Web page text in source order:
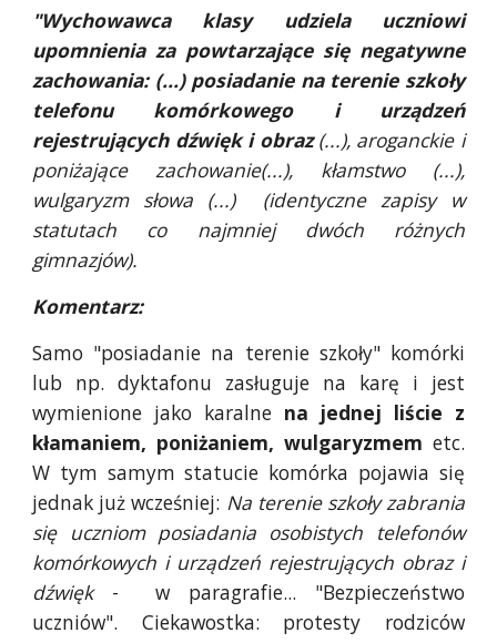
"Wychowawca klasy udziela uczniowi
upomnienia za powtarzające się negatywne
zachowania: (...) posiadanie na terenie szkoły
telefonu komórkowego i urządzeń
rejestrujących dźwięk i obraz(...), aroganckie i
poniżające zachowanie(...), kłamstwo (...),
wulgaryzm słowa (...) (identyczne zapisy w
statutach co najmniej dwóch różnych
gimnazjów).
Komentarz:
Samo "posiadanie na terenie szkoły" komórki
lub np. dyktafonu zasługuje na karę i jest
wymienione jako karalnena jednej liście z
kłamaniem, poniżaniem, wulgaryzmem etc.
W tym samym statucie komórka pojawia się
jednak już wcześniej: Na terenie szkoły zabrania
się uczniom posiadania osobistych telefonów
komórkowych i urządzeń rejestrujących obraz i
dźwięk - w paragrafie... "Bezpieczeństwo
uczniów". Ciekawostka: protesty rodziców